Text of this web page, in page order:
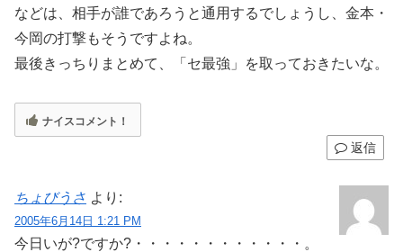
などは、相手が誰であろうと通用するでしょうし、金本・
今岡の打撃もそうですよね。
最後きっちりまとめて、「セ最強」を取っておきたいな。
ナイスコメント！
返信
ちょびうさ より:
2005年6月14日 1:21 PM
今日いが?ですか?・・・・・・・・・・・・。